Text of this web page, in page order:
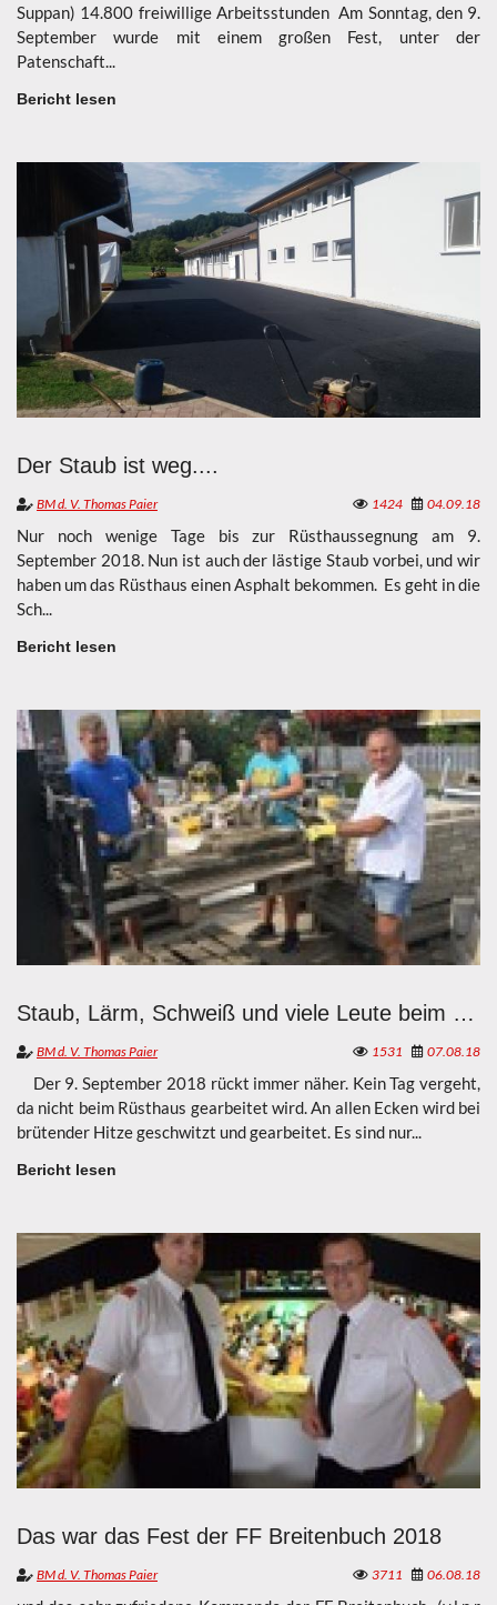
Suppan) 14.800 freiwillige Arbeitsstunden Am Sonntag, den 9.
September wurde mit einem großen Fest, unter der
Patenschaft...
Bericht lesen
Der Staub ist weg....
BM d. V. Thomas Paier 1424 04.09.18
Nur noch wenige Tage bis zur Rüsthaussegnung am 9.
September 2018. Nun ist auch der lästige Staub vorbei, und wir
haben um das Rüsthaus einen Asphalt bekommen. Es geht in die
Sch...
Bericht lesen
Staub, Lärm, Schweiß und viele Leute beim Rüsthaus der FF Breitenbuch
BM d. V. Thomas Paier 1531 07.08.18
Der 9. September 2018 rückt immer näher. Kein Tag vergeht,
da nicht beim Rüsthaus gearbeitet wird. An allen Ecken wird bei
brütender Hitze geschwitzt und gearbeitet. Es sind nur...
Bericht lesen
Das war das Fest der FF Breitenbuch 2018
BM d. V. Thomas Paier 3711 06.08.18